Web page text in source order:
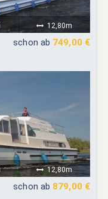
12,80m
schon ab 749,00 €
12,80m
schon ab 879,00 €